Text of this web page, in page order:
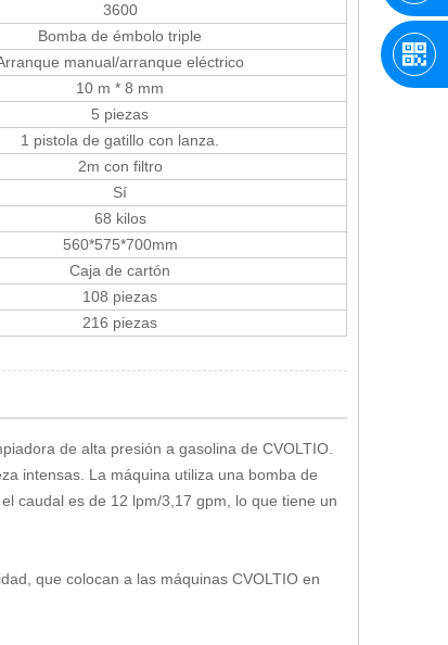
3600
Bomba de émbolo triple
manual/arranque eléctrico
10 m * 8 mm
5 piezas
1 pistola de gatillo con lanza.
2m con filtro
Sí
68 kilos
560*575*700mm
Caja de cartón
108 piezas
216 piezas
de alta presión a gasolina de CVOLTIO.
intensas. La máquina utiliza una bomba de
caudal es de 12 lpm/3,17 gpm, lo que tiene un
que colocan a las máquinas CVOLTIO en